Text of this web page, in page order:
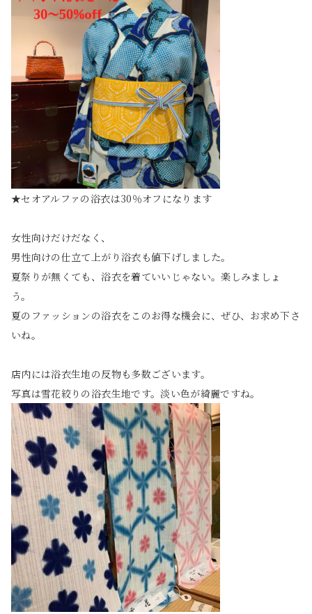
★セオアルファの浴衣は30％オフになります
女性向けだけだなく、
男性向けの仕立て上がり浴衣も値下げしました。
夏祭りが無くても、浴衣を着ていいじゃない。楽しみましょ
う。
夏のファッションの浴衣をこのお得な機会に、ぜひ、お求め下さ
いね。
店内には浴衣生地の反物も多数ございます。
写真は雪花絞りの浴衣生地です。淡い色が綺麗ですね。